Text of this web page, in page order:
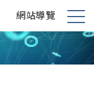
網站導覽
展
單